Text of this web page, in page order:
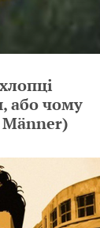
або чому